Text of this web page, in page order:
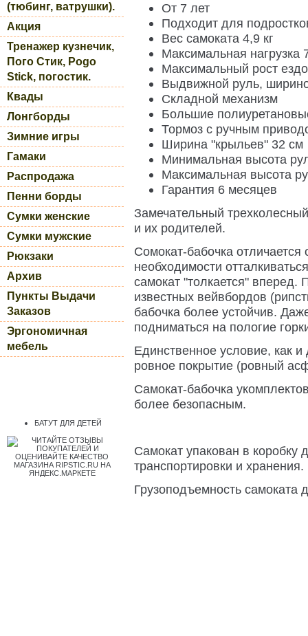
(тюбинг, ватрушки).
Акция
Тренажер кузнечик,
Пого Стик, Pogo
Stick, погостик.
Квады
Лонгборды
Зимние игры
Гамаки
Распродажа
Пенни борды
Сумки женские
Сумки мужские
Рюкзаки
Архив
Пункты Выдачи
Заказов
Эргономичная
мебель
БАТУТ ДЛЯ ДЕТЕЙ
От 7 лет
Подходит для
Вес самоката 4,9 кг
Максимальная нагрузка
Максимальный рост
Выдвижной руль,
Складной механизм
Большие
Тормоз с ручным
Ширина "крыльев" 32 см
Минимальная высота
Максимальная высота
Гарантия 6 месяцев
Замечательный
и их родителей.
Сомокат-бабочка отличается
необходимости
самокат "толкается"
известных вейвбордов
бабочка более устойчив.
подниматься на пологие
Единственное условие, как
ровное покрытие (ровный
Самокат-бабочка
более безопасным.
Самокат упакован в коробку
транспортировки и
Грузоподъемность самоката